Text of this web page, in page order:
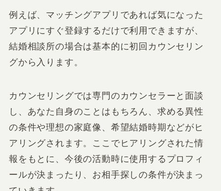
例えば、マッチングアプリであれば気になった
アプリにすぐ登録するだけで利用できますが、
結婚相談所の場合は基本的に初回カウンセリン
グから入ります。
カウンセリングでは専門のカウンセラーと面談
し、あなた自身のことはもちろん、求める異性
の条件や理想の家庭像、希望結婚時期などがヒ
アリングされます。ここでヒアリングされた情
報をもとに、今後の活動時に使用するプロフィ
ールが決まったり、お相手探しの条件が決まっ